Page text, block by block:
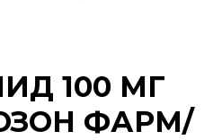
100 МГ
ФАРМ/